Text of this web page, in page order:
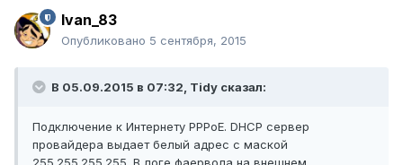
Ivan_83
Опубликовано 5 сентября, 2015
В 05.09.2015 в 07:32, Tidy сказал:
Подключение к Интернету PPPoE. DHCP сервер
провайдера выдает белый адрес с маской